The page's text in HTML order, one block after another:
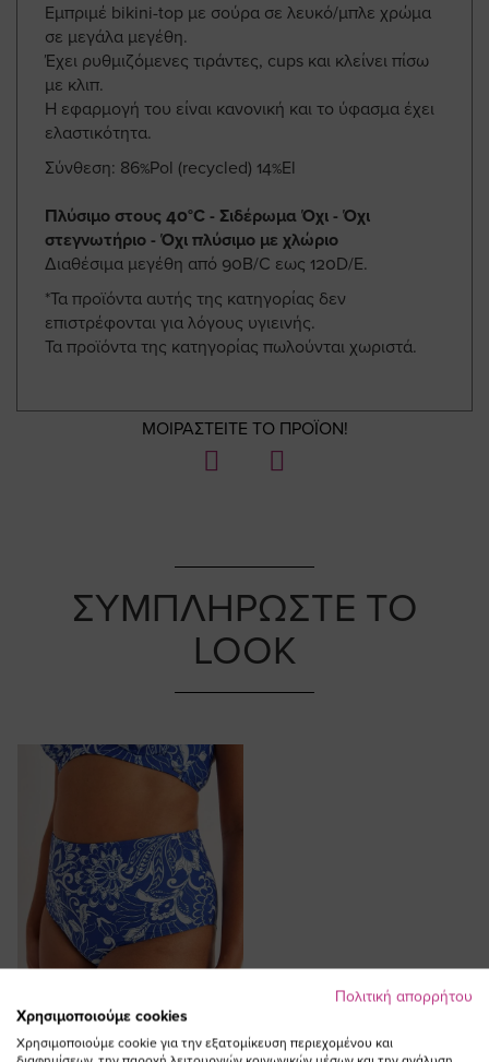
Εμπριμέ bikini-top με σούρα σε λευκό/μπλε χρώμα
σε μεγάλα μεγέθη.
Έχει ρυθμιζόμενες τιράντες, cups και κλείνει πίσω
με κλιπ.
Η εφαρμογή του είναι κανονική και το ύφασμα έχει
ελαστικότητα.
Σύνθεση: 86%Pol (recycled) 14%El
Πλύσιμο στους 40°C - Σιδέρωμα Όχι - Όχι
στεγνωτήριο - Όχι πλύσιμο με χλώριο
Διαθέσιμα μεγέθη από 90B/C εως 120D/E.
*Τα προϊόντα αυτής της κατηγορίας δεν
επιστρέφονται για λόγους υγιεινής.
Τα προϊόντα της κατηγορίας πωλούνται χωριστά.
ΜΟΙΡΑΣΤΕΙΤΕ ΤΟ ΠΡΟΪΟΝ!
ΣΥΜΠΛΗΡΩΣΤΕ ΤΟ
LOOK
Πολιτική απορρήτου
Χρησιμοποιούμε cookies
Χρησιμοποιούμε cookie για την εξατομίκευση περιεχομένου και